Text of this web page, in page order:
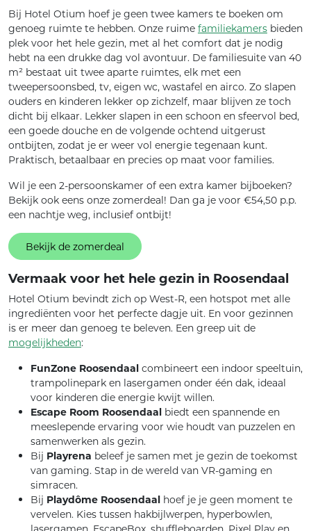
Bij Hotel Otium hoef je geen twee kamers te boeken om
genoeg ruimte te hebben. Onze ruime familiekamers bieden
plek voor het hele gezin, met al het comfort dat je nodig
hebt na een drukke dag vol avontuur. De familiesuite van 40
m² bestaat uit twee aparte ruimtes, elk met een
tweepersoonsbed, tv, eigen wc, wastafel en airco. Zo slapen
ouders en kinderen lekker op zichzelf, maar blijven ze toch
dicht bij elkaar. Lekker slapen in een schoon en sfeervol bed,
een goede douche en de volgende ochtend uitgerust
ontbijten, zodat je er weer vol energie tegenaan kunt.
Praktisch, betaalbaar en precies op maat voor families.
Wil je een 2-persoonskamer of een extra kamer bijboeken?
Bekijk ook eens onze zomerdeal! Dan ga je voor €54,50 p.p.
een nachtje weg, inclusief ontbijt!
Bekijk de zomerdeal
Vermaak voor het hele gezin in Roosendaal
Hotel Otium bevindt zich op West-R, een hotspot met alle
ingrediënten voor het perfecte dagje uit. En voor gezinnen
is er meer dan genoeg te beleven. Een greep uit de
mogelijkheden:
FunZone Roosendaal combineert een indoor speeltuin,
trampolinepark en lasergamen onder één dak, ideaal
voor kinderen die energie kwijt willen.
Escape Room Roosendaal biedt een spannende en
meeslepende ervaring voor wie houdt van puzzelen en
samenwerken als gezin.
Bij Playrena beleef je samen met je gezin de toekomst
van gaming. Stap in de wereld van VR-gaming en
simracen.
Bij Playdôme Roosendaal hoef je je geen moment te
vervelen. Kies tussen hakbijlwerpen, hyperbowlen,